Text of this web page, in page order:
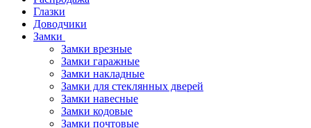
Глазки
Доводчики
Замки
Замки врезные
Замки гаражные
Замки накладные
Замки для стеклянных дверей
Замки навесные
Замки кодовые
Замки почтовые